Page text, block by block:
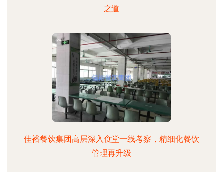
之道
佳裕餐饮集团高层深入食堂一线考察，精细化餐饮
管理再升级